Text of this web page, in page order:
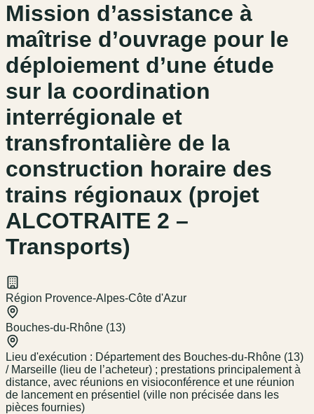
Mission d’assistance à
maîtrise d’ouvrage pour le
déploiement d’une étude
sur la coordination
interrégionale et
transfrontalière de la
construction horaire des
trains régionaux (projet
ALCOTRAITE 2 –
Transports)
Région Provence-Alpes-Côte d'Azur
Bouches-du-Rhône (13)
Lieu d'exécution : Département des Bouches-du-Rhône (13)
/ Marseille (lieu de l’acheteur) ; prestations principalement à
distance, avec réunions en visioconférence et une réunion
de lancement en présentiel (ville non précisée dans les
pièces fournies)